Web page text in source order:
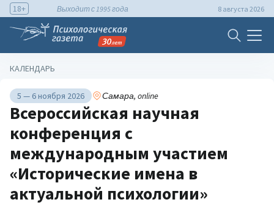
18+ Выходит с 1995 года 8 августа 2026
КАЛЕНДАРЬ
5 — 6 ноября 2026 Самара, online
Всероссийская научная
конференция с
международным участием
«Исторические имена в
актуальной психологии»